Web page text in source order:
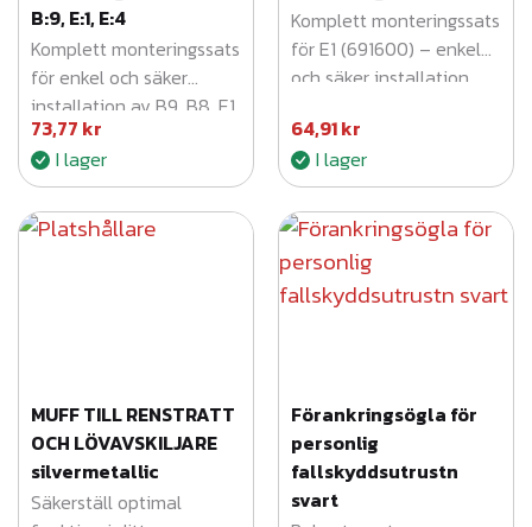
B:9, E:1, E:4
Komplett monteringssats
för enkel och säker
installation av B9, B8, E1
och E4.
73,77 kr
I lager
Komplett monteringssats
för E1 (691600) – enkel
och säker installation.
64,91kr
I lager
MUFF TILL RENSTRATT
OCH LÖVAVSKILJARE
silvermetallic
Säkerställ optimal
Förankringsögla för
personlig
fallskyddsutrustn
svart